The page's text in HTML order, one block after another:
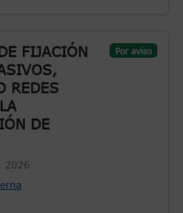
FIJACIÓN
REDES
DE
Por aviso
2026